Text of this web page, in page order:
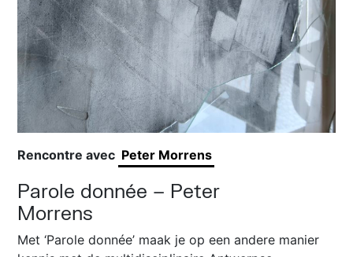
Rencontre avec Peter Morrens
Parole donnée – Peter
Morrens
Met ‘Parole donnée’ maak je op een andere manier